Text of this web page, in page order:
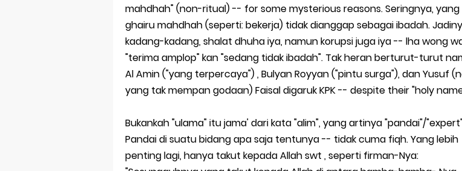
Brand Adaptation Across Different Countries
Vivo v70 series: mid-range rasa flagship dengan
mahdhah" (non-ritual) -- for some mysterious reasons. Seringnya, yang
ghairu mahdhah (seperti: bekerja) tidak dianggap sebagai ibadah.
kadang-kadang, shalat dhuha iya, namun korupsi juga iya -- lha wong
"terima amplop" kan "sedang tidak ibadah". Tak heran berturut-turut
Al Amin ("yang terpercaya") , Bulyan Royyan ("pintu surga"), dan Yusuf
yang tak mempan godaan) Faisal digaruk KPK -- despite their "holy
Bukankah "ulama" itu jama' dari kata "alim", yang artinya "pandai"/
Pandai di suatu bidang apa saja tentunya -- tidak cuma fiqh. Yang lebih
penting lagi, hanya takut kepada Allah swt , seperti firman-Nya: